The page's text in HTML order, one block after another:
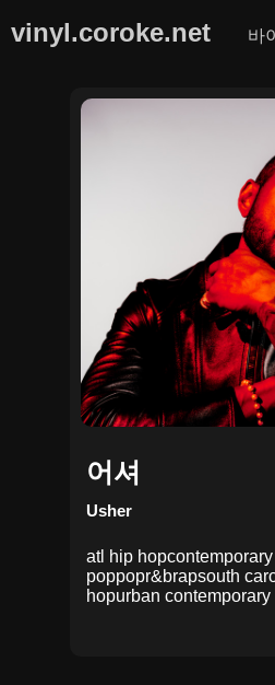
vinyl.coroke.net 바
어셔
Usher
atl hip hop
poppopr&brapsouth
hopurban contemporary